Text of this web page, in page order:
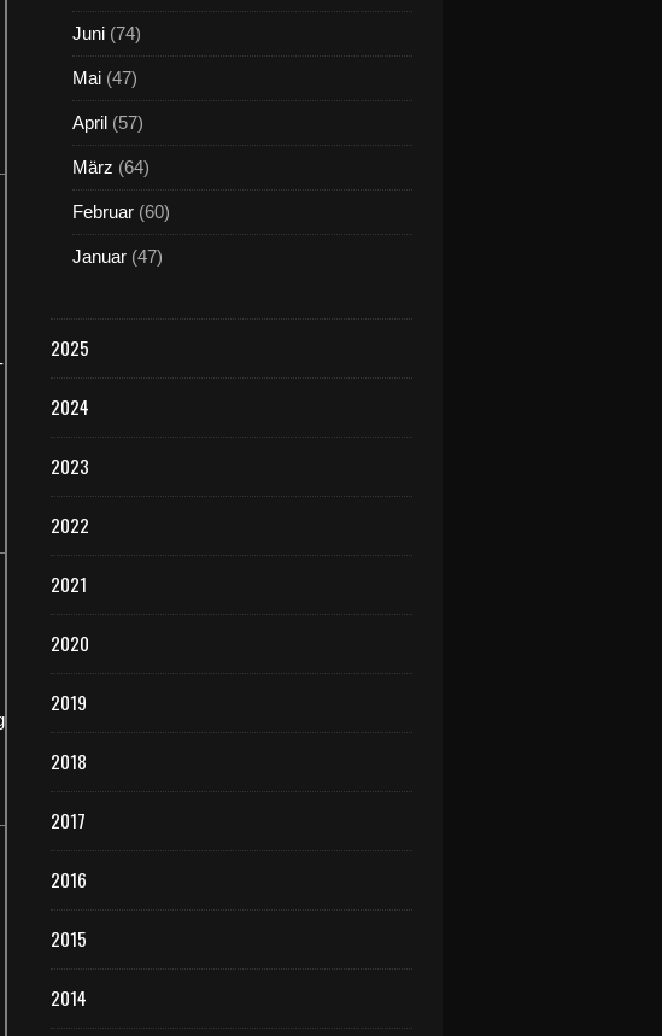
Juni (74)
Mai (47)
April (57)
März (64)
Februar (60)
Januar (47)
2025
2024
2023
2022
2021
2020
2019
2018
2017
2016
2015
2014